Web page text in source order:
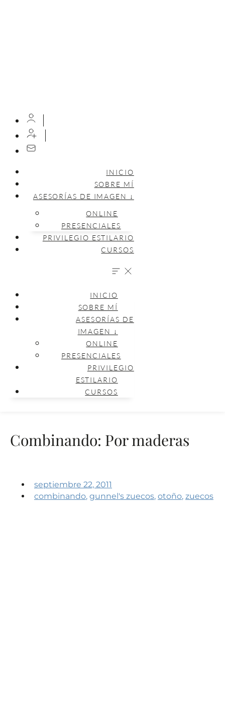
INICIO
SOBRE MÍ
ASESORÍAS DE IMAGEN ↓
ONLINE
PRESENCIALES
PRIVILEGIO ESTILARIO
CURSOS
INICIO
SOBRE MÍ
ASESORÍAS DE
IMAGEN ↓
ONLINE
PRESENCIALES
PRIVILEGIO
ESTILARIO
CURSOS
Combinando: Por maderas
septiembre 22, 2011
combinando, gunnel's zuecos, otoño, zuecos